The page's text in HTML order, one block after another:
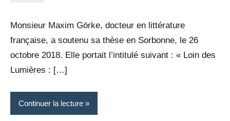
Monsieur Maxim Görke, docteur en littérature
française, a soutenu sa thèse en Sorbonne, le 26
octobre 2018. Elle portait l’intitulé suivant : « Loin des
Lumières : […]
Continuer la lecture